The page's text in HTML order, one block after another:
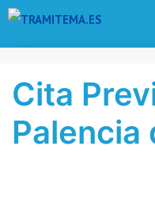
Saltar
Cita
Palencia